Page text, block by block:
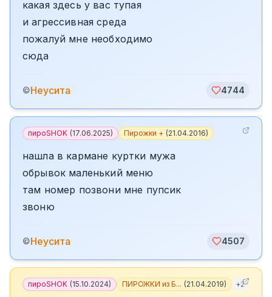
какая здесь у вас тупая
и агрессивная среда
пожалуй мне необходимо
сюда
©Неусита 4744
пироSHOK (17.06.2025) Пирожки + (21.04.2016)
нашла в кармане куртки мужа
обрывок маленький меню
там номер позвони мне пупсик
звоню
©Неусита 4507
пироSHOK (15.10.2024) ПИРОЖКИ из Б... (21.04.2019) +2